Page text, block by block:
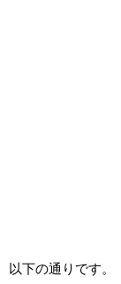
下の通りです。